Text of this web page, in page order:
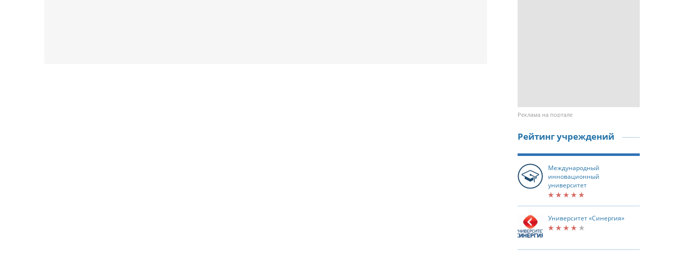
Реклама на портале
Рейтинг учреждений
Международный
инновационный
университет
Университет «Синергия»